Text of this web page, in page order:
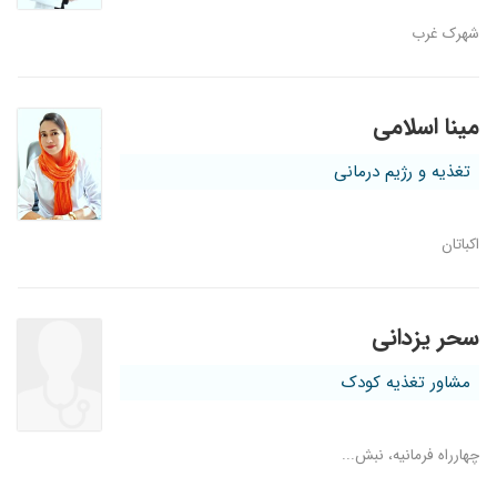
کاهش وزن ۱۴۰۴/۰۸/۲۹
رژیم برای کاهش وزن بسیار حرفه ای وبا اخلاق با ۱۴۰۱/۱۲/۲۶
۱۴۰۰/۱۲/۰۷
لاغری خوب بود
بسیار خوش برخورد و باسواد ولی بعلت حجم بالای
شهرک غرب
مینا اسلامی
تغذیه و رژیم درمانی
اکباتان
سحر یزدانی
مشاور تغذیه کودک
چهارراه فرمانیه، نبش...